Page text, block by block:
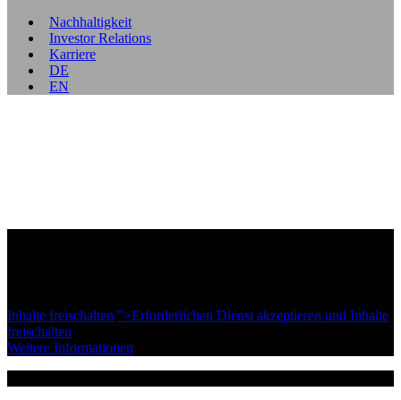
Nachhaltigkeit
Investor Relations
Karriere
DE
EN
Inhalte freischalten ">Erforderlichen Dienst akzeptieren und Inhalte
freischalten
Weitere Informationen